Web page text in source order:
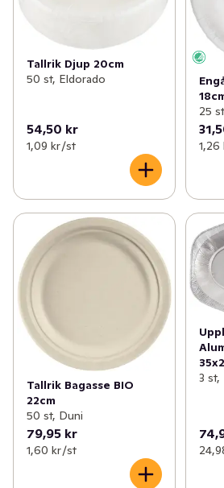
✓ Servetter, ljus & engångsartiklar
✓ Blommor & växter
✓ Husgeråd
Kontor & tillbehör (44)
✓ Grill, ved & tändare (18)
Heminredning (48)
✓ (20)
✓ Fritid & övrigt
Säsongspynt
Engångsglas/bägare (16)
✓ Engångstallrikar
✓ Dukar
Tallrik Djup 20cm
50 st, Eldorado
54,50 kr
1,09 kr /st
25
1,26
Tallrik Bagasse BIO
22cm
50 st, Duni
79,95 kr
1,60 kr /st
3 st,